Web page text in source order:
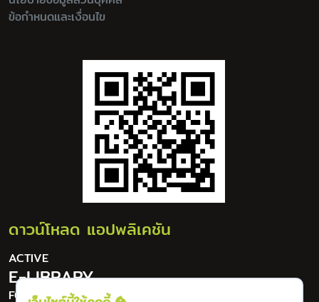
ข้อกำหนดและเงื่อนไข
ดาวน์โหลด แอปพลิเคชัน
ACTIVE
E-LIBRARY
FOR DIGITAL LIFESTYLE